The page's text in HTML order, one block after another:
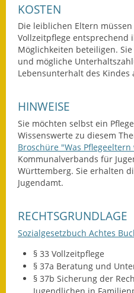
KOSTEN
Die leiblichen Eltern
Vollzeitpflege entsprechend
Möglichkeiten beteiligen.
und mögliche
Lebensunterhalt des Kindes
HINWEISE
Sie möchten selbst ein
Wissenswerte zu diesem
Broschüre "Was Pflegeeltern
Kommunalverbands für
Württemberg. Sie erhalten
Jugendamt.
RECHTSGRUNDLAGE
Sozialgesetzbuch Achtes
§ 33 Vollzeitpflege
§ 37a Beratung und
§ 37b Sicherung der